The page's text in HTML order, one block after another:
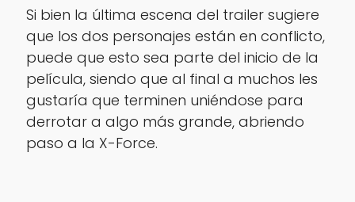
Si bien la última escena del trailer sugiere
que los dos personajes están en conflicto,
puede que esto sea parte del inicio de la
película, siendo que al final a muchos les
gustaría que terminen uniéndose para
derrotar a algo más grande, abriendo
paso a la X-Force.